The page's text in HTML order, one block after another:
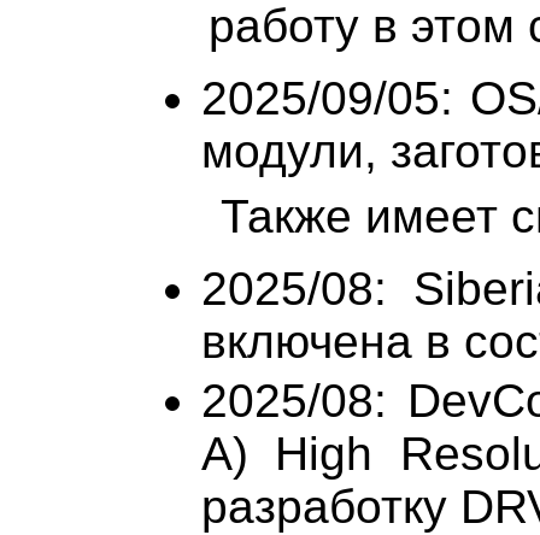
работу в этом
2025/09/05:
модули,
Также имеет
2025/08:
включена в
2025/08:
A) High
разработку